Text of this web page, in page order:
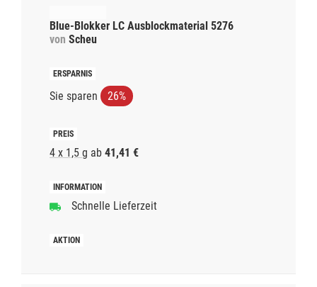
Blue-Blokker LC Ausblockmaterial 5276
von Scheu
Sie sparen 26%
4 x 1,5 g ab 41,41 €
Schnelle Lieferzeit